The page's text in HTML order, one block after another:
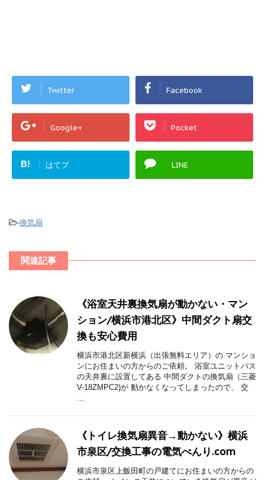
Twitter Facebook
Google+ Pocket
B! はてブ LINE
-換気扇
関連記事
《浴室天井裏換気扇が動かない・マン
ション/横浜市港北区》中間ダクト扇交
換も安心費用
横浜市港北区新横浜（出張無料エリア）の マンショ
ンにお住まいの方からのご依頼。 浴室ユニットバス
の天井裏に設置してある 中間ダクトの換気扇（三菱
V-18ZMPC2)が 動かなくなってしまったので、 交
...
《トイレ換気扇異音→動かない》横浜
市泉区/交換工事の電気べんり.com
横浜市泉区上飯田町の戸建てにお住まいの方からの